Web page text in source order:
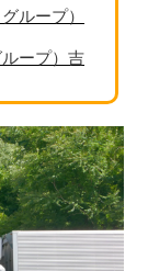
ループ）
ープ）吉